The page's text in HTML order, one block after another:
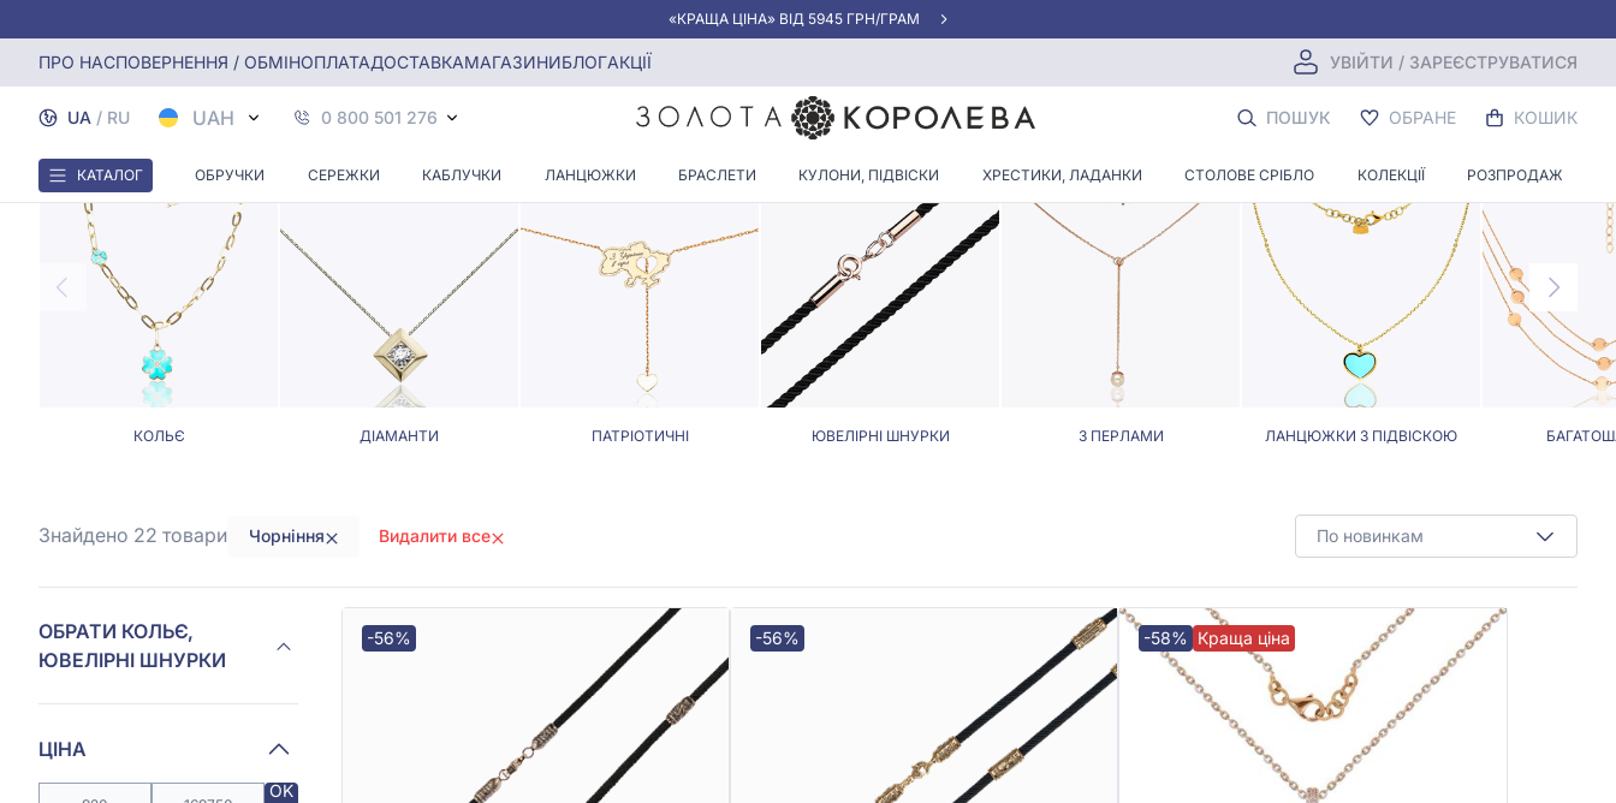
«КРАЩА ЦІНА» ВІД 5945 ГРН/ГРАМ
ПРО НАСПОВЕРНЕННЯ / ОБМІНОПЛАТАДОСТАВКАМАГАЗИНИБЛОГАКЦІЇ УВІЙТИ / ЗАРЕЄСТРУВАТИСЯ
UA / RU UAH 0 800 501 276 ПОШУК ОБРАНЕ КОШИК
КАТАЛОГ ОБРУЧКИ СЕРЕЖКИ КАБЛУЧКИ ЛАНЦЮЖКИ БРАСЛЕТИ КУЛОНИ, ПІДВІСКИ ХРЕСТИКИ, ЛАДАНКИ СТОЛОВЕ СРІБЛО КОЛЕКЦІЇ РОЗПРОДАЖ
Головна Кольє, Ювелірні шнурки Кольє та ювелірні шнурки з чорнінням
КОЛЬЄ ТА ЮВЕЛІРНІ ШНУРКИ З ЧОРНІННЯМ
КОЛЬЄ ДІАМАНТИ ПАТРІОТИЧНІ ЮВЕЛІРНІ ШНУРКИ З ПЕРЛАМИ ЛАНЦЮЖКИ З ПІДВІСКОЮ
По новинкам
Знайдено 22 товари Чорніння Видалити все
ОБРАТИ КОЛЬЄ,
ЮВЕЛІРНІ ШНУРКИ
ЦІНА
OK
-56% -56% -58% Краща ціна